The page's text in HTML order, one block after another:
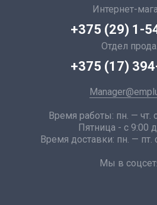
Интернет-
+375 (29) 1-
Отдел
+375 (17)
Время работы: пн. — чт.
Пятница - с 9:00
Время доставки: пн. — пт.
Мы в